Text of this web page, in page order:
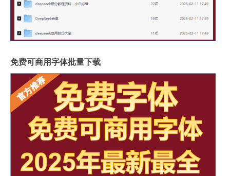
免费可商用字体批量下载